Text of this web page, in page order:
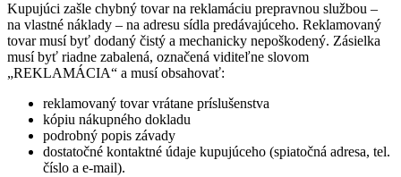
Kupujúci zašle chybný tovar na reklamáciu prepravnou službou –
na vlastné náklady – na adresu sídla predávajúceho. Reklamovaný
tovar musí byť dodaný čistý a mechanicky nepoškodený. Zásielka
musí byť riadne zabalená, označená viditeľne slovom
„REKLAMÁCIA“ a musí obsahovať:
reklamovaný tovar vrátane príslušenstva
kópiu nákupného dokladu
podrobný popis závady
dostatočné kontaktné údaje kupujúceho (spiatočná adresa, tel.
číslo a e-mail).